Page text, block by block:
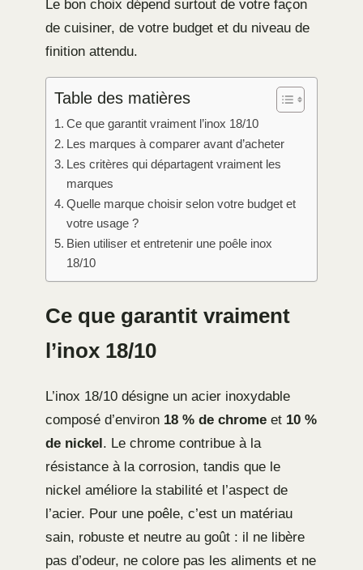
Le bon choix dépend surtout de votre façon
de cuisiner, de votre budget et du niveau de
finition attendu.
Table des matières
Ce que garantit vraiment l’inox 18/10
Les marques à comparer avant d’acheter
Les critères qui départagent vraiment les
marques
Quelle marque choisir selon votre budget et
votre usage ?
Bien utiliser et entretenir une poêle inox
18/10
Ce que garantit vraiment
l’inox 18/10
L’inox 18/10 désigne un acier inoxydable
composé d’environ 18 % de chrome et 10 %
de nickel. Le chrome contribue à la
résistance à la corrosion, tandis que le
nickel améliore la stabilité et l’aspect de
l’acier. Pour une poêle, c’est un matériau
sain, robuste et neutre au goût : il ne libère
pas d’odeur, ne colore pas les aliments et ne